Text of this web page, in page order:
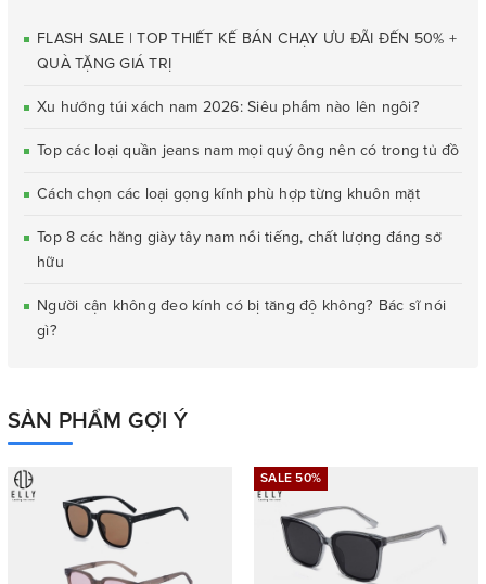
FLASH SALE | TOP THIẾT KẾ BÁN CHẠY ƯU ĐÃI ĐẾN 50% +
QUÀ TẶNG GIÁ TRỊ
Xu hướng túi xách nam 2026: Siêu phẩm nào lên ngôi?
Top các loại quần jeans nam mọi quý ông nên có trong tủ đồ
Cách chọn các loại gọng kính phù hợp từng khuôn mặt
Top 8 các hãng giày tây nam nổi tiếng, chất lượng đáng sở
hữu
Người cận không đeo kính có bị tăng độ không? Bác sĩ nói
gì?
SẢN PHẨM GỢI Ý
SALE 50%